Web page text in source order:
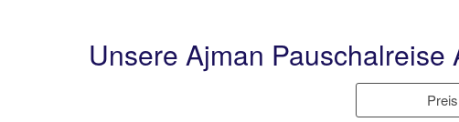
Unsere Ajman Pauschalreise
Preis